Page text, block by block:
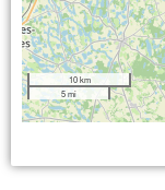
10 km
5 mi